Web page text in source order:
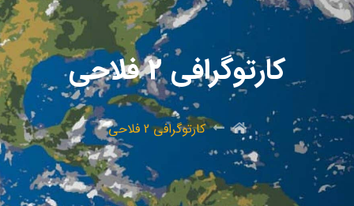
کارتوگرافی 2 فلاحی
کارتوگرافی 2 فلاحی